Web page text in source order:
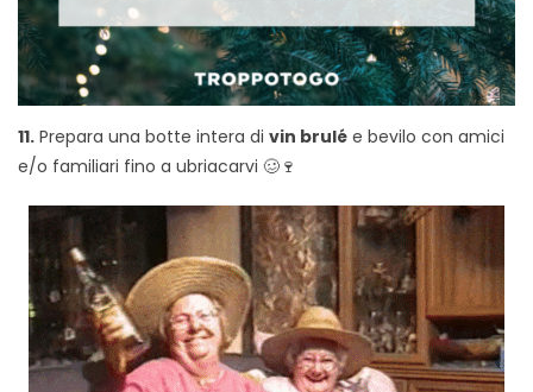
11. Prepara una botte intera di vin brulé e bevilo con amici
e/o familiari fino a ubriacarvi 🥴🍷